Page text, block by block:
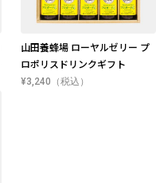
山田養蜂場 ローヤルゼリー プ
ロポリスドリンクギフト
¥3,240（税込）